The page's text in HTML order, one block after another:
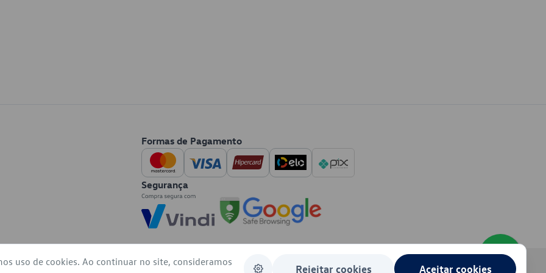
Formas de Pagamento
Segurança
uso de cookies. Ao continuar no site, consideramos
Rejeitar cookies Aceitar cookies